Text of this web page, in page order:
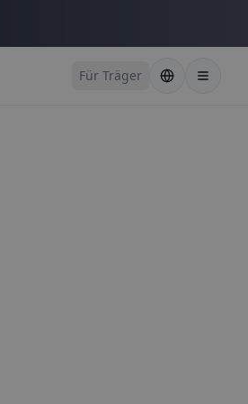
Für Träger